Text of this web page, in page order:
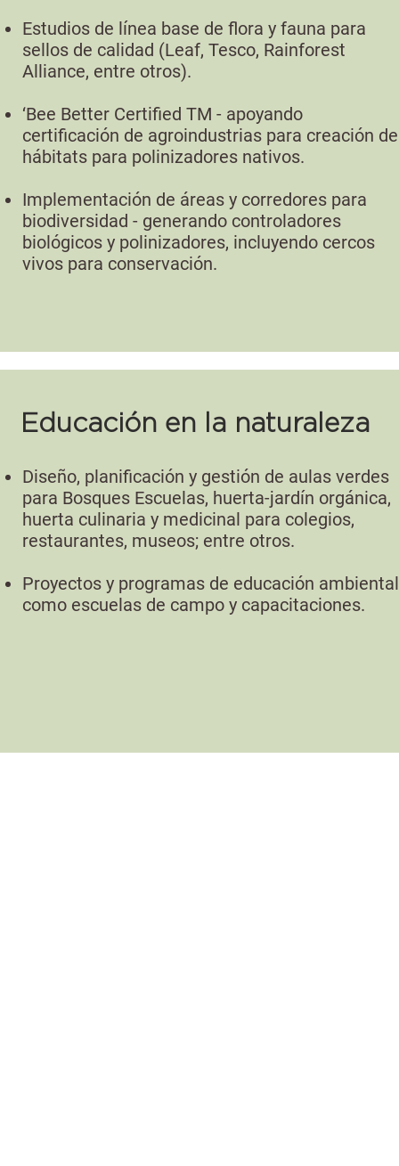
Estudios de línea base de flora y fauna para
sellos de calidad (Leaf, Tesco, Rainforest
Alliance, entre otros).
‘Bee Better Certified TM - apoyando
certificación de agroindustrias para creación de
hábitats para polinizadores nativos.
Implementación de áreas y corredores para
biodiversidad - generando controladores
biológicos y polinizadores, incluyendo cercos
vivos para conservación.
Educación en la naturaleza
Diseño, planificación y gestión de aulas verdes
para Bosques Escuelas, huerta-jardín orgánica,
huerta culinaria y medicinal para colegios,
restaurantes, museos; entre otros.
Proyectos y programas de educación ambiental
como escuelas de campo y capacitaciones.